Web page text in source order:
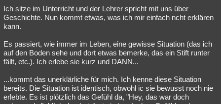
Musik Clash Verbesserungen Allmystery English
Übersichten
Besucht Teilgenommen Alle Neue Geschlossen
Lesenswert Schlüsselwörter
Ich sitze im Unterricht und der Lehrer spricht mit uns über
Geschichte. Nun kommt etwas, was ich mir einfach ncht erklären
kann.
Es passiert, wie immer im Leben, eine gewisse Situation (das ich
auf den Boden sehe und dort etwas bemerke, das ein Stift runter
fällt, etc.). Ich erlebe sie kurz und DANN...
...kommt das unerklärliche für mich. Ich kenne diese Situation
bereits. Die Situation ist identisch, obwohl ic sie bewusst noch nie
erlebte. Es ist plötzlich das Gefühl da, "Hey, das war doch